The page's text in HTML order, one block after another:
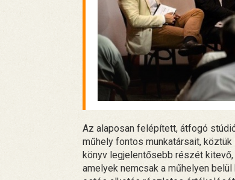
Az alaposan felépített, átfogó
műhely fontos munkatársait,
könyv legjelentősebb részét
amelyek nemcsak a műhelyen